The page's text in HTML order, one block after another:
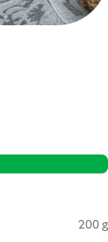
200 g